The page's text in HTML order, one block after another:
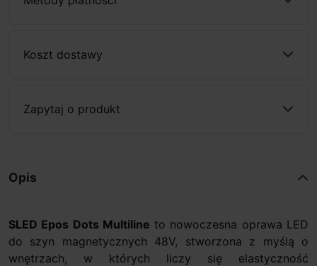
Koszt dostawy
Zapytaj o produkt
Opis
SLED Epos Dots Multiline to nowoczesna oprawa LED
do szyn magnetycznych 48V, stworzona z myślą o
wnętrzach, w których liczy się elastyczność